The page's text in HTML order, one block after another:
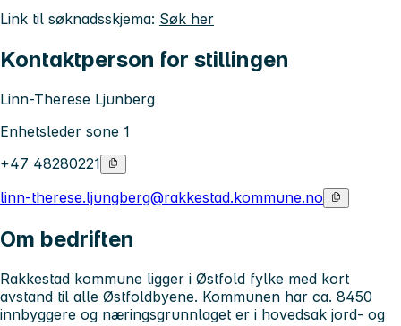
Link til søknadsskjema: Søk her
Kontaktperson for stillingen
Linn-Therese Ljunberg
Enhetsleder sone 1
+47 48280221
linn-therese.ljungberg@rakkestad.kommune.no
Om bedriften
Rakkestad kommune ligger i Østfold fylke med kort
avstand til alle Østfoldbyene. Kommunen har ca. 8450
innbyggere og næringsgrunnlaget er i hovedsak jord- og